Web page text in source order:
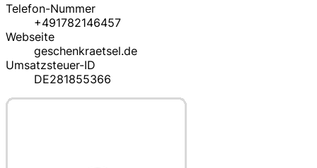
Telefon-Nummer
+491782146457
Webseite
geschenkraetsel.de
Umsatzsteuer-ID
DE281855366